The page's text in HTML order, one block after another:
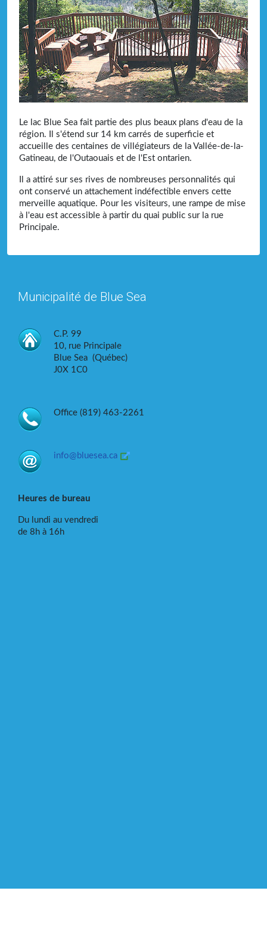
Le lac Blue Sea fait partie des plus beaux plans d'eau de la
région. Il s'étend sur 14 km carrés de superficie et
accueille des centaines de villégiateurs de la Vallée-de-la-
Gatineau, de l'Outaouais et de l'Est ontarien.
Il a attiré sur ses rives de nombreuses personnalités qui
ont conservé un attachement indéfectible envers cette
merveille aquatique. Pour les visiteurs, une rampe de mise
à l'eau est accessible à partir du quai public sur la rue
Principale.
Municipalité de Blue Sea
C.P. 99
10, rue Principale
Blue Sea (Québec)
J0X 1C0
Office (819) 463-2261
info@bluesea.ca
Heures de bureau
Du lundi au vendredi
de 8h à 16h